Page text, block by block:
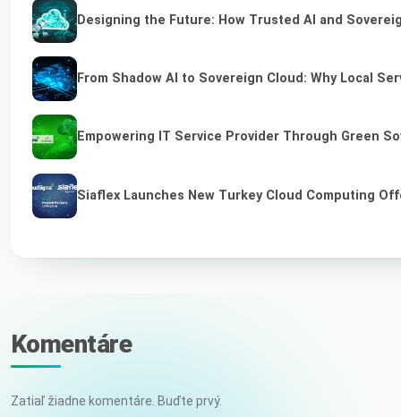
Designing the Future: How Trusted AI and
From Shadow AI to Sovereign Cloud: Why Local
Empowering IT Service Provider Through Green
Siaflex Launches New Turkey Cloud Computing
Komentáre
Zatiaľ žiadne komentáre. Buďte prvý.